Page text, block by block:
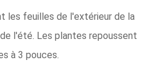
les feuilles de l'extérieur de la
l'été. Les plantes repoussent
à 3 pouces.